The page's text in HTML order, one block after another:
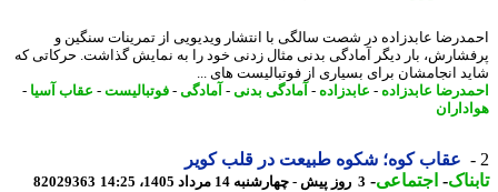
عابدزاده در شصت سالگی با انتشار ویدیویی از تمرینات سنگین و
بار دیگر آمادگی بدنی مثال زدنی خود را به نمایش گذاشت. حرکاتی که
انجامشان برای بسیاری از فوتبالیست های ...
عابدزاده- عابدزاده- آمادگی بدنی-آمادگی-فوتبالیست-عقاب آسیا -
عقاب کوه؛ شکوه طبیعت در قلب کویر
-اجتماعی-3 روز پیش - چهارشنبه 14 مرداد 1405، 14:25 82029363